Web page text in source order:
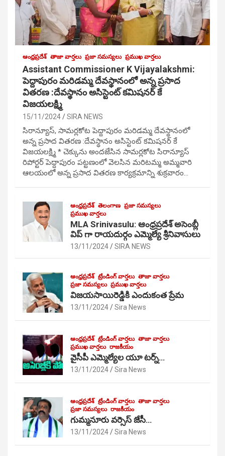
ఆంధ్రప్రదేశ్ తాజా వార్తలు ప్రజా సమస్యలు ప్రముఖ వార్తలు
Assistant Commissioner K Vijayalakshmi:
పెద్దాపురం మరిడమ్మ దేవస్థానంలో అన్న ప్రసాద
వితరణ :దేవస్థానం అసిస్టెంట్ కమిషనర్ కే
విజయలక్ష్మి
15/11/2024 SIRA NEWS
సిరాన్యూస్, సామర్లకోట పెద్దాపురం మరిడమ్మ దేవస్థానంలో
అన్న ప్రసాద వితరణ :దేవస్థానం అసిస్టెంట్ కమిషనర్ కే
విజయలక్ష్మి * చెక్కును అందజేసిన సామర్లకోట సిరాన్యూస్
రిపోర్టర్ పెద్దాపురం పట్టణంలో వెలసిన మరిటమ్మ అమ్మవారి
ఆలయంలో అన్న ప్రసాద వితరణ కార్యక్రమాన్ని శుక్రవారం…
ఆంధ్రప్రదేశ్ తెలంగాణ ప్రజా సమస్యలు
ప్రముఖ వార్తలు
MLA Srinivasulu: ఆంధ్రప్రదేశ్ అసెంబ్లీ
విప్ గా రాయదుర్గం ఎమ్మెల్యే శ్రీనివాసులు
13/11/2024 SIRA NEWS
ఆంధ్రప్రదేశ్ ట్రేండింగ్ వార్తలు తాజా వార్తలు
ప్రజా సమస్యలు ప్రముఖ వార్తలు
విజయసాయిరెడ్డికి ఎందుకంత ప్రేమ
13/11/2024 Sira News
ఆంధ్రప్రదేశ్ ట్రేండింగ్ వార్తలు తాజా వార్తలు
ప్రముఖ వార్తలు రాజకీయం
వైసీపీ ఎమ్మెల్యేల యూ టర్న్…
13/11/2024 Sira News
ఆంధ్రప్రదేశ్ ట్రేండింగ్ వార్తలు తాజా వార్తలు
ప్రజా సమస్యలు రాజకీయం
గుమ్మనూరు వర్సెస్ జేసీ…
13/11/2024 Sira News